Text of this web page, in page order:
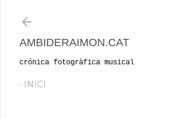
AMBIDERAIMON.CAT
crónica fotogràfica musical
INICI